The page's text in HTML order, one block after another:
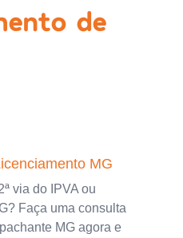
de
MG
via do IPVA ou
Faça uma consulta
MG agora e